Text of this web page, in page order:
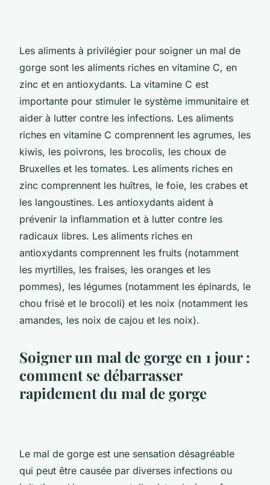
Les aliments à privilégier pour soigner un mal de
gorge sont les aliments riches en vitamine C, en
zinc et en antioxydants. La vitamine C est
importante pour stimuler le système immunitaire et
aider à lutter contre les infections. Les aliments
riches en vitamine C comprennent les agrumes, les
kiwis, les poivrons, les brocolis, les choux de
Bruxelles et les tomates. Les aliments riches en
zinc comprennent les huîtres, le foie, les crabes et
les langoustines. Les antioxydants aident à
prévenir la inflammation et à lutter contre les
radicaux libres. Les aliments riches en
antioxydants comprennent les fruits (notamment
les myrtilles, les fraises, les oranges et les
pommes), les légumes (notamment les épinards, le
chou frisé et le brocoli) et les noix (notamment les
amandes, les noix de cajou et les noix).
Soigner un mal de gorge en 1 jour :
comment se débarrasser
rapidement du mal de gorge
Le mal de gorge est une sensation désagréable
qui peut être causée par diverses infections ou